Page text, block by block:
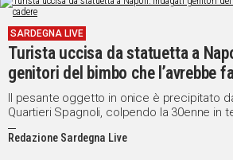
POLITICA
IN
ITALIA
NEL
MONDO
SPORT
STORIE
SARDEGNA LIVE
Turista uccisa da statuetta a
genitori del bimbo che l’avrebbe
Il pesante oggetto in onice è precipitato
Quartieri Spagnoli, colpendo la 30enne in
Redazione Sardegna Live